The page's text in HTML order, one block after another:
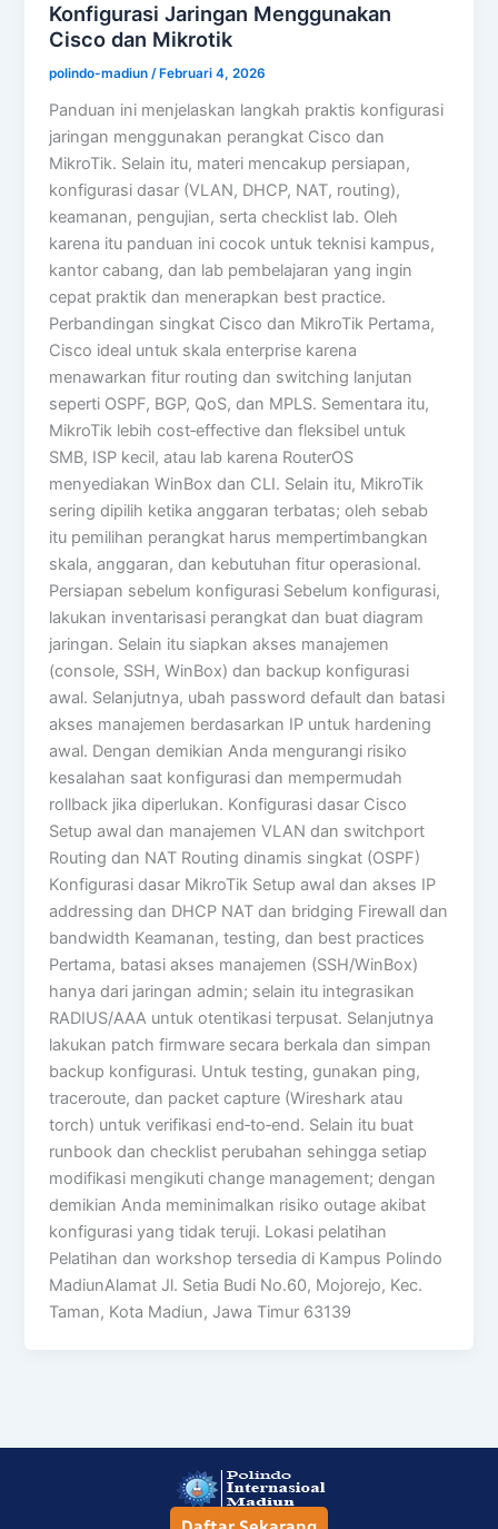
Konfigurasi Jaringan Menggunakan
Cisco dan Mikrotik
polindo-madiun/ Februari 4, 2026
Panduan ini menjelaskan langkah praktis konfigurasi
jaringan menggunakan perangkat Cisco dan
MikroTik. Selain itu, materi mencakup persiapan,
konfigurasi dasar (VLAN, DHCP, NAT, routing),
keamanan, pengujian, serta checklist lab. Oleh
karena itu panduan ini cocok untuk teknisi kampus,
kantor cabang, dan lab pembelajaran yang ingin
cepat praktik dan menerapkan best practice.
Perbandingan singkat Cisco dan MikroTik Pertama,
Cisco ideal untuk skala enterprise karena
menawarkan fitur routing dan switching lanjutan
seperti OSPF, BGP, QoS, dan MPLS. Sementara itu,
MikroTik lebih cost‑effective dan fleksibel untuk
SMB, ISP kecil, atau lab karena RouterOS
menyediakan WinBox dan CLI. Selain itu, MikroTik
sering dipilih ketika anggaran terbatas; oleh sebab
itu pemilihan perangkat harus mempertimbangkan
skala, anggaran, dan kebutuhan fitur operasional.
Persiapan sebelum konfigurasi Sebelum konfigurasi,
lakukan inventarisasi perangkat dan buat diagram
jaringan. Selain itu siapkan akses manajemen
(console, SSH, WinBox) dan backup konfigurasi
awal. Selanjutnya, ubah password default dan batasi
akses manajemen berdasarkan IP untuk hardening
awal. Dengan demikian Anda mengurangi risiko
kesalahan saat konfigurasi dan mempermudah
rollback jika diperlukan. Konfigurasi dasar Cisco
Setup awal dan manajemen VLAN dan switchport
Routing dan NAT Routing dinamis singkat (OSPF)
Konfigurasi dasar MikroTik Setup awal dan akses IP
addressing dan DHCP NAT dan bridging Firewall dan
bandwidth Keamanan, testing, dan best practices
Pertama, batasi akses manajemen (SSH/WinBox)
hanya dari jaringan admin; selain itu integrasikan
RADIUS/AAA untuk otentikasi terpusat. Selanjutnya
lakukan patch firmware secara berkala dan simpan
backup konfigurasi. Untuk testing, gunakan ping,
traceroute, dan packet capture (Wireshark atau
torch) untuk verifikasi end‑to‑end. Selain itu buat
runbook dan checklist perubahan sehingga setiap
modifikasi mengikuti change management; dengan
demikian Anda meminimalkan risiko outage akibat
konfigurasi yang tidak teruji. Lokasi pelatihan
Pelatihan dan workshop tersedia di Kampus Polindo
MadiunAlamat Jl. Setia Budi No.60, Mojorejo, Kec.
Taman, Kota Madiun, Jawa Timur 63139